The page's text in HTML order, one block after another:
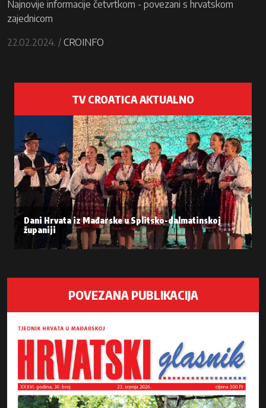
Najnovije informacije četvrtkom - povezani s hrvatskom
zajednicom
22.02.2024. / CROINFO
TV CROATICA AKTUALNO
Dani Hrvata iz Mađarske u Splitsko-dalmatinskoj
županiji
POVEZANA PUBLIKACIJA